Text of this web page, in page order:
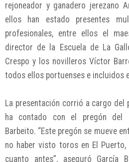
rejoneador y ganadero jerezano
ellos han estado presentes
profesionales, entre ellos el
director de la Escuela de La
Crespo y los novilleros Víctor
todos ellos portuenses e incluidos
La presentación corrió a cargo
ha contado con el pregón del
Barbeito. “Este pregón se mueve
no haber visto toros en El
cuanto antes”, aseguró García